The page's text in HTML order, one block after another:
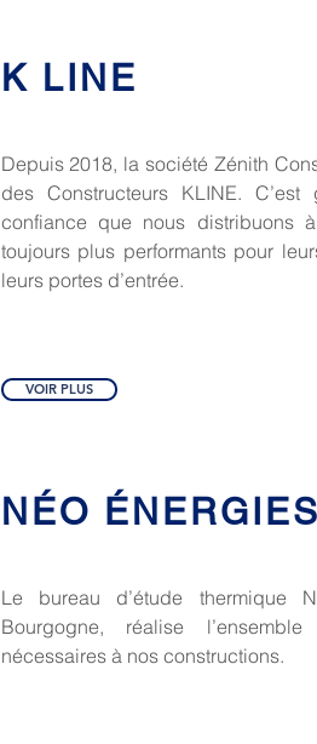
K LINE
Depuis 2018, la société Zénith
des Constructeurs KLINE.
confiance que nous distribuons
toujours plus performants pour
leurs portes d’entrée.
VOIR PLUS
NÉO ÉNERGIES
Le bureau d’étude thermique
Bourgogne, réalise
nécessaires à nos constructions.